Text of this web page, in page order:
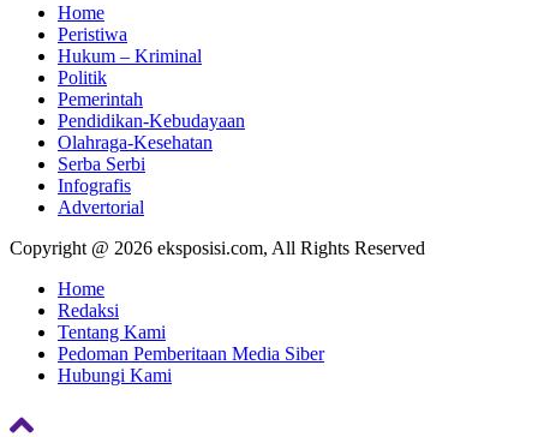
Home
Peristiwa
Hukum – Kriminal
Politik
Pemerintah
Pendidikan-Kebudayaan
Olahraga-Kesehatan
Serba Serbi
Infografis
Advertorial
Copyright @ 2026 eksposisi.com, All Rights Reserved
Home
Redaksi
Tentang Kami
Pedoman Pemberitaan Media Siber
Hubungi Kami